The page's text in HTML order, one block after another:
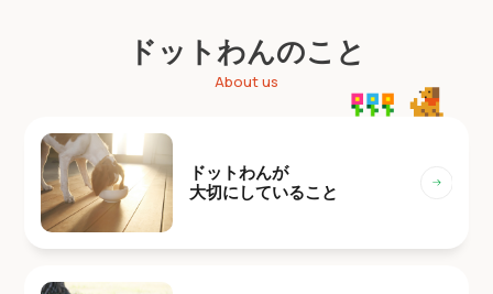
ドットわんのこと
About us
ドットわんが
大切にしていること